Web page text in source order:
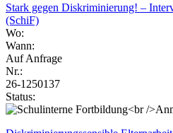
Stark gegen Diskriminierung! –
(SchiF)
Wo:
Wann:
Auf Anfrage
Nr.:
26-1250137
Status: